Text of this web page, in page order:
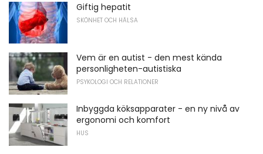
Giftig hepatit
SKÖNHET OCH HÄLSA
Vem är en autist - den mest kända
personligheten-autistiska
PSYKOLOGI OCH RELATIONER
Inbyggda köksapparater - en ny nivå av
ergonomi och komfort
HUS